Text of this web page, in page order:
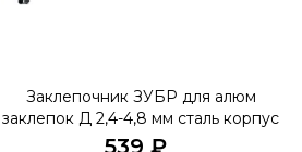
Заклепочник ЗУБР для алюм
заклепок Д 2,4-4,8 мм сталь корпус
31050